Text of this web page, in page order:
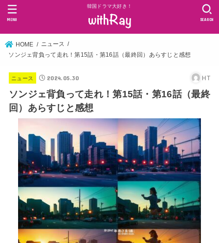
韓国ドラマ大好き！
SEARCH
MENU
HOME
ニュース
ソンジェ背負って走れ！第15話・第16話（最終回）あらすじと感想
ニュース 2024.05.30 HT
ソンジェ背負って走れ！第15話・第16話（最終
回）あらすじと感想